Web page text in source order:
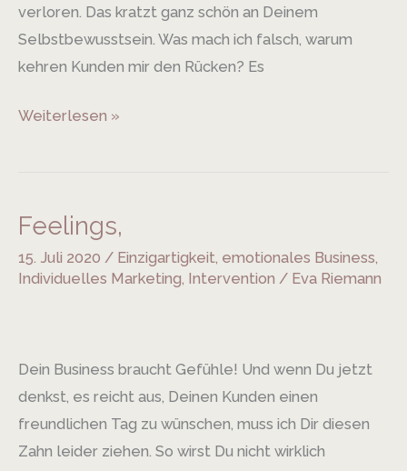
verloren. Das kratzt ganz schön an Deinem
Selbstbewusstsein. Was mach ich falsch, warum
kehren Kunden mir den Rücken? Es
Weiterlesen »
Feelings,
15. Juli 2020 / Einzigartigkeit, emotionales Business,
Individuelles Marketing, Intervention / Eva Riemann
Dein Business braucht Gefühle! Und wenn Du jetzt
denkst, es reicht aus, Deinen Kunden einen
freundlichen Tag zu wünschen, muss ich Dir diesen
Zahn leider ziehen. So wirst Du nicht wirklich
Feelings,